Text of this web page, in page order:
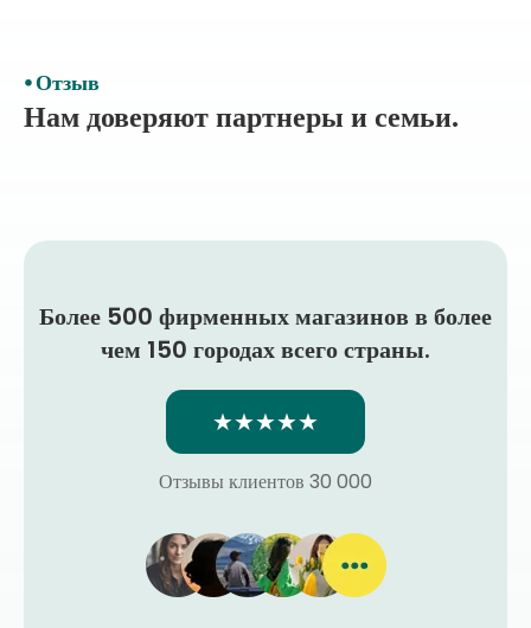
⦁ Отзыв
Нам доверяют партнеры и семьи.
Более 500 фирменных магазинов в более
чем 150 городах всего страны.
★★★★★
Отзывы клиентов 30 000